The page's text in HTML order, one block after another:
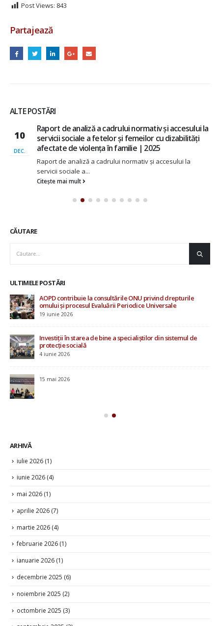
Post Views: 843
Partajează
ALTE POSTĂRI
10
DEC.
Raport de analiză a cadrului normativ și accesului la
servicii sociale a fetelor și femeilor cu dizabilități
afectate de violența în familie | 2025
Raport de analiză a cadrului normativ și accesului la
servicii sociale a...
Citește mai mult
CĂUTARE
ULTIMELE POSTĂRI
AOPD contribuie la consultările ONU privind drepturile
omului și procesul Evaluării Periodice Universale
19 iunie 2026
Investiții în starea de bine a specialiștilor din sistemul de
protecție socială
4 iunie 2026
15 mai 2026
ARHIVĂ
iulie 2026 (1)
iunie 2026 (4)
mai 2026 (1)
aprilie 2026 (7)
martie 2026 (4)
februarie 2026 (1)
ianuarie 2026 (1)
decembrie 2025 (6)
noiembrie 2025 (2)
octombrie 2025 (3)